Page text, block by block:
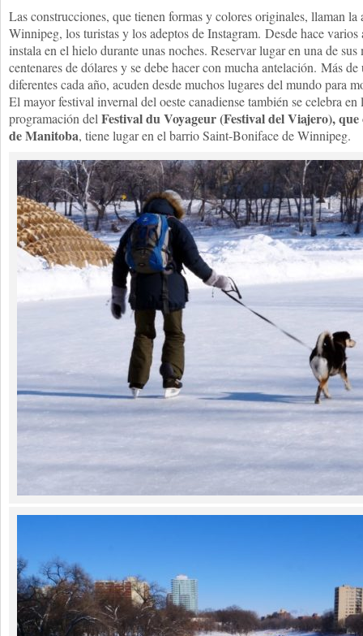
Las construcciones, que tienen formas y colores originales, llaman la
Winnipeg, los turistas y los adeptos de Instagram. Desde hace varios
instala en el hielo durante unas noches. Reservar lugar en una de sus
centenares de dólares y se debe hacer con mucha antelación. Más
diferentes cada año, acuden desde muchos lugares del mundo para
El mayor festival invernal del oeste canadiense también se celebra
programación del Festival du Voyageur (Festival del Viajero),
de Manitoba, tiene lugar en el barrio Saint-Boniface de Winnipeg.